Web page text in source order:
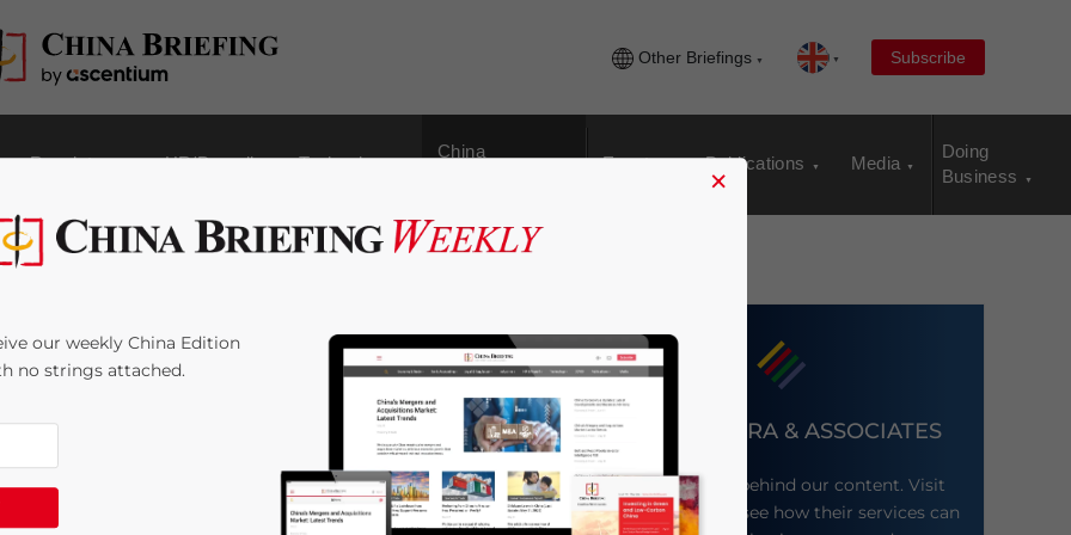
Other Briefings Subscribe
Regulatory HR/Payroll Technology
China
Events Publications Media
Doing
Business
Logistik- und
auf den
chinesischen
DEZAN SHIRA & ASSOCIATES
Meet the firm behind our content. Visit
their website to see how their services can
×
our weekly China Edition
no strings attached.